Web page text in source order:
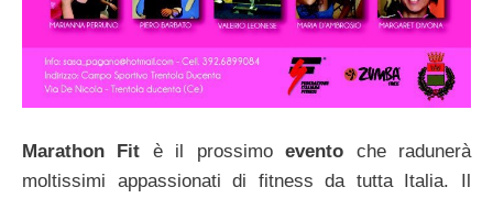
Marathon Fit è il prossimoevento che radunerà
moltissimi appassionati di fitness da tutta Italia. Il